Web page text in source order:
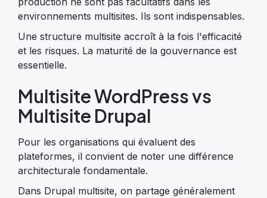
environnements multisites. Ils sont indispensables.
Une structure multisite accroît à la fois l'efficacité
et les risques. La maturité de la gouvernance est
essentielle.
Multisite WordPress vs
Multisite Drupal
Pour les organisations qui évaluent des
plateformes, il convient de noter une différence
architecturale fondamentale.
Dans Drupal multisite, on partage généralement